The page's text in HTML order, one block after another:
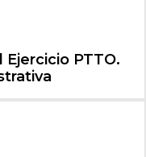
PTTO.